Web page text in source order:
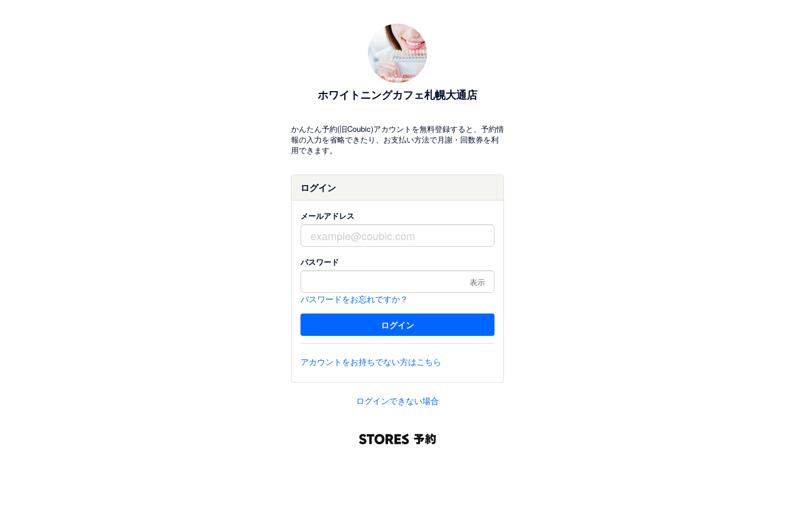
ホワイトニングカフェ札幌大通店
かんたん予約(旧Coubic)アカウントを無料登録すると、予約情
報の入力を省略できたり、お支払い方法で月謝・回数券を利
用できます。
ログイン
メールアドレス
パスワード
表示
パスワードをお忘れですか？
アカウントをお持ちでない方はこちら
ログインできない場合